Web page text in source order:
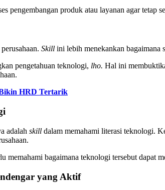
pengembangan produk atau layanan agar tetap
Skill ini lebih menekankan bagaimana
pengetahuan teknologi, lho. Hal ini
HRD Tertarik
adalah skill dalam memahami literasi teknologi.
memahami bagaimana teknologi tersebut dapat
yang Aktif